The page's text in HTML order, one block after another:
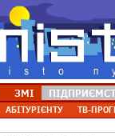
ЗМІ
АБІТУРІЄНТУ ТВ-